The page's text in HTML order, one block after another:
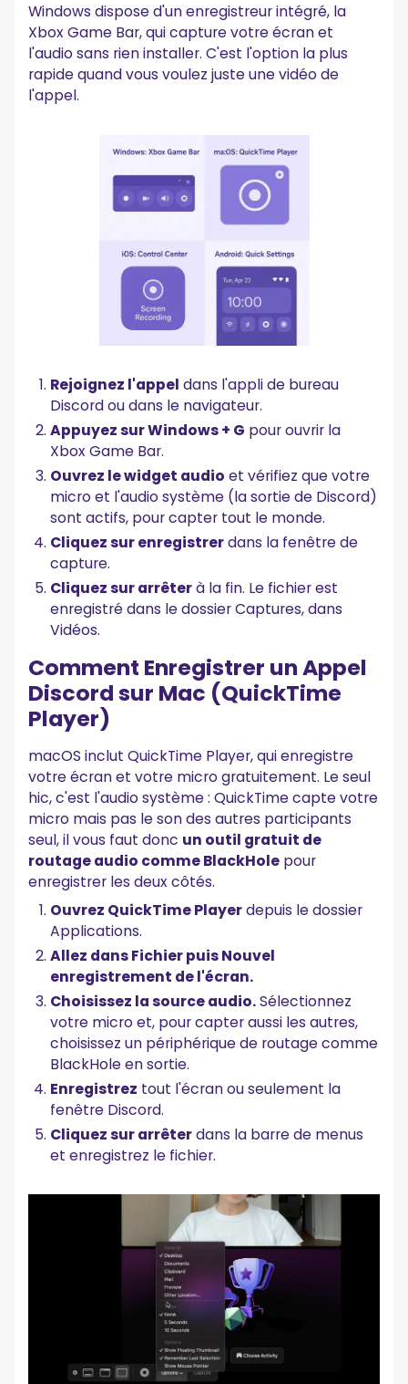
Windows dispose d'un enregistreur intégré, la
Xbox Game Bar, qui capture votre écran et
l'audio sans rien installer. C'est l'option la plus
rapide quand vous voulez juste une vidéo de
l'appel.
Rejoignez l'appel dans l'appli de bureau
Discord ou dans le navigateur.
Appuyez sur Windows + G pour ouvrir la
Xbox Game Bar.
Ouvrez le widget audio et vérifiez que votre
micro et l'audio système (la sortie de Discord)
sont actifs, pour capter tout le monde.
Cliquez sur enregistrerdans la fenêtre de
capture.
Cliquez sur arrêterà la fin. Le fichier est
enregistré dans le dossier Captures, dans
Vidéos.
Comment Enregistrer un Appel
Discord sur Mac (QuickTime
Player)
macOS inclut QuickTime Player, qui enregistre
votre écran et votre micro gratuitement. Le seul
hic, c'est l'audio système : QuickTime capte votre
micro mais pas le son des autres participants
seul, il vous faut donc un outil gratuit de
routage audio comme BlackHole pour
enregistrer les deux côtés.
Ouvrez QuickTime Playerdepuis le dossier
Applications.
Allez dans Fichier puis Nouvel
enregistrement de l'écran.
Choisissez la source audio.Sélectionnez
votre micro et, pour capter aussi les autres,
choisissez un périphérique de routage comme
BlackHole en sortie.
Enregistrez tout l'écran ou seulement la
fenêtre Discord.
Cliquez sur arrêterdans la barre de menus
et enregistrez le fichier.